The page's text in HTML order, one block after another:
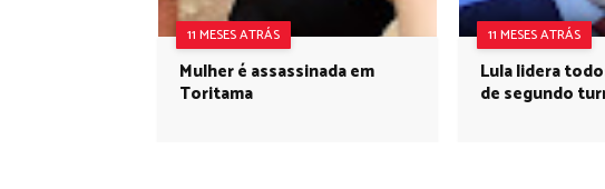
11 MESES ATRÁS
Mulher é assassinada em
Toritama
11 MESES ATRÁS
Lula lidera
de segundo